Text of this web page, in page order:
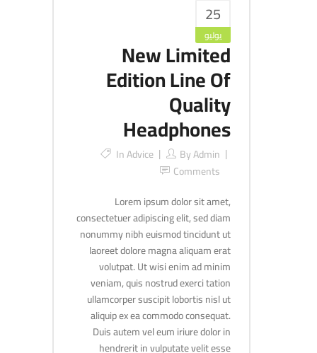
25
يوليو
New Limited
Edition Line Of
Quality
Headphones
ByAdmin
InAdvice
Comments
Lorem ipsum dolor sit amet,
consectetuer adipiscing elit, sed diam
nonummy nibh euismod tincidunt ut
laoreet dolore magna aliquam erat
volutpat. Ut wisi enim ad minim
veniam, quis nostrud exerci tation
ullamcorper suscipit lobortis nisl ut
aliquip ex ea commodo consequat.
Duis autem vel eum iriure dolor in
hendrerit in vulputate velit esse